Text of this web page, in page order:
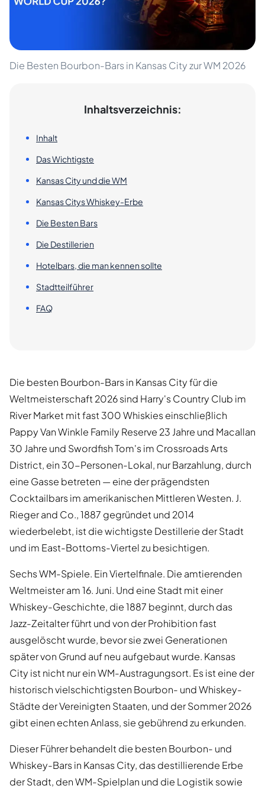
Die Besten Bourbon-Bars in Kansas City zur WM 2026
Inhaltsverzeichnis:
Inhalt
Das Wichtigste
Kansas City und die WM
Kansas Citys Whiskey-Erbe
Die Besten Bars
Die Destillerien
Hotelbars, die man kennen sollte
Stadtteilführer
FAQ
Die besten Bourbon-Bars in Kansas City für die
Weltmeisterschaft 2026 sind Harry's Country Club im
River Market mit fast 300 Whiskies einschließlich
Pappy Van Winkle Family Reserve 23 Jahre und Macallan
30 Jahre und Swordfish Tom's im Crossroads Arts
District, ein 30-Personen-Lokal, nur Barzahlung, durch
eine Gasse betreten — eine der prägendsten
Cocktailbars im amerikanischen Mittleren Westen. J.
Rieger and Co., 1887 gegründet und 2014
wiederbelebt, ist die wichtigste Destillerie der Stadt
und im East-Bottoms-Viertel zu besichtigen.
Sechs WM-Spiele. Ein Viertelfinale. Die amtierenden
Weltmeister am 16. Juni. Und eine Stadt mit einer
Whiskey-Geschichte, die 1887 beginnt, durch das
Jazz-Zeitalter führt und von der Prohibition fast
ausgelöscht wurde, bevor sie zwei Generationen
später von Grund auf neu aufgebaut wurde. Kansas
City ist nicht nur ein WM-Austragungsort. Es ist eine der
historisch vielschichtigsten Bourbon- und Whiskey-
Städte der Vereinigten Staaten, und der Sommer 2026
gibt einen echten Anlass, sie gebührend zu erkunden.
Dieser Führer behandelt die besten Bourbon- und
Whiskey-Bars in Kansas City, das destillierende Erbe
der Stadt, den WM-Spielplan und die Logistik sowie